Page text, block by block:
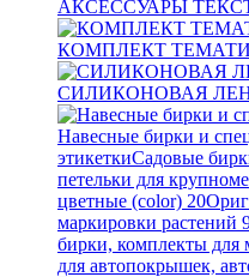
АКСЕССУАРЫ
КОМПЛЕКТ
СИЛИКОНОВАЯ
Навесные бирки и
этикеткиСадовые
петельки для
цветные (color) 20
маркировки растений
бирки, комплекты для
для автопокрышек,